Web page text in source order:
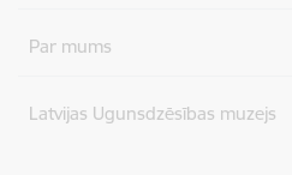
Par mums
Latvijas Ugunsdzēsības muzejs